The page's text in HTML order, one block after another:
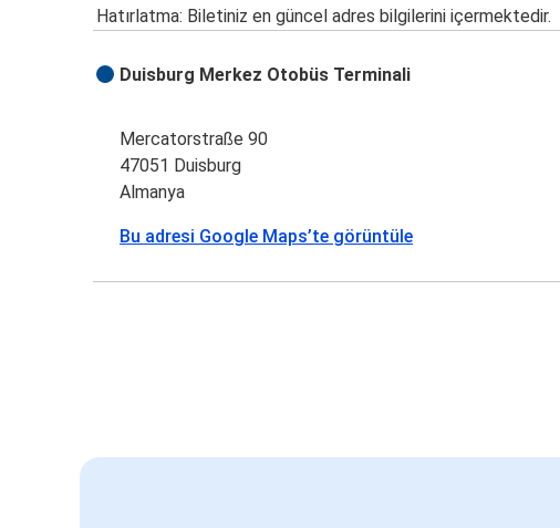
Hatırlatma: Biletiniz en güncel adres bilgilerini içermektedir.
Duisburg Merkez Otobüs Terminali
Mercatorstraße 90
47051 Duisburg
Almanya
Bu adresi Google Maps’te görüntüle